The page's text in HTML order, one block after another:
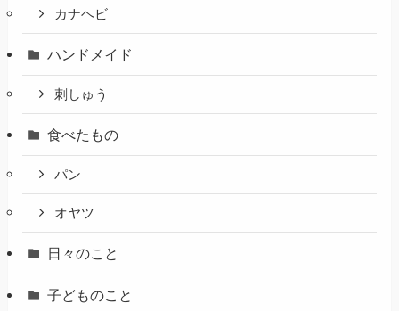
カナヘビ
ハンドメイド
刺しゅう
食べたもの
パン
オヤツ
日々のこと
子どものこと